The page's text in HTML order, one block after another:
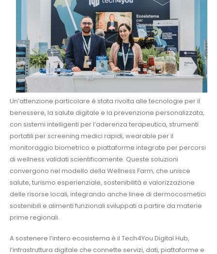
Un’attenzione particolare è stata rivolta alle tecnologie per il
benessere, la salute digitale e la prevenzione personalizzata,
con sistemi intelligenti per l’aderenza terapeutica, strumenti
portatili per screening medici rapidi, wearable per il
monitoraggio biometrico e piattaforme integrate per percorsi
di wellness validati scientificamente. Queste soluzioni
convergono nel modello della Wellness Farm, che unisce
salute, turismo esperienziale, sostenibilità e valorizzazione
delle risorse locali, integrando anche linee di dermocosmetici
sostenibili e alimenti funzionali sviluppati a partire da materie
prime regionali.
A sostenere l’intero ecosistema è il Tech4You Digital Hub,
l’infrastruttura digitale che connette servizi, dati, piattaforme e